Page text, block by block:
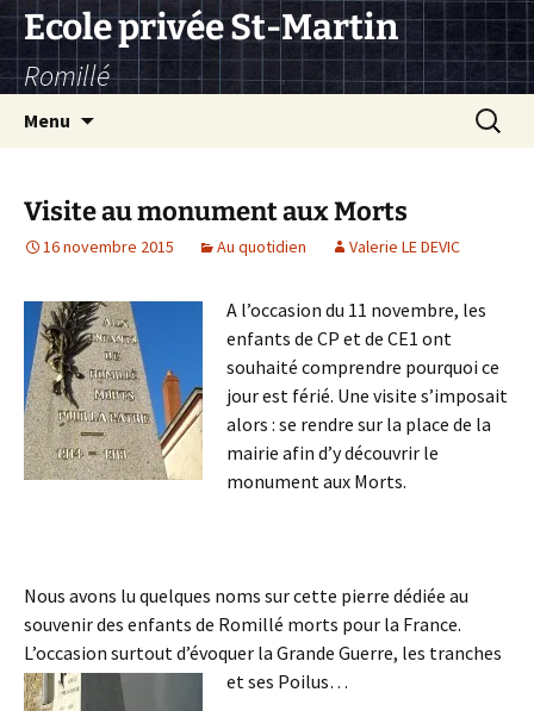
Aller
au
contenu
Ecole privée St-Martin
Romillé
Menu
Visite au monument aux Morts
16 novembre 2015 Au quotidien Valerie LE DEVIC
A l’occasion du 11 novembre, les
enfants de CP et de CE1 ont
souhaité comprendre pourquoi ce
jour est férié. Une visite s’imposait
alors : se rendre sur la place de la
mairie afin d’y découvrir le
monument aux Morts.
Nous avons lu quelques noms sur cette pierre dédiée au
souvenir des enfants de Romillé morts pour la France.
L’occasion surtout d’évoquer la Grande Guerre, les tranches
et ses Poilus…